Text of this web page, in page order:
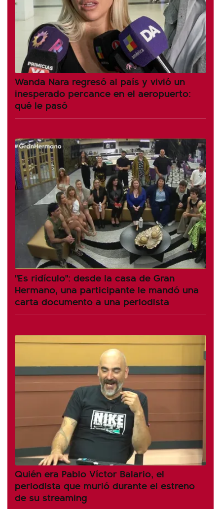
Wanda Nara regresó al país y vivió un
inesperado percance en el aeropuerto:
qué le pasó
"Es ridículo": desde la casa de Gran
Hermano, una participante le mandó una
carta documento a una periodista
Quién era Pablo Víctor Balario, el
periodista que murió durante el estreno
de su streaming